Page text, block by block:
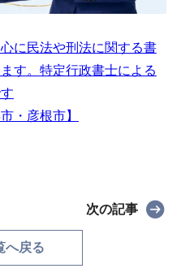
に民法や刑法に関する書
す。特定行政書士による
・彦根市】
へ戻る
次の記事